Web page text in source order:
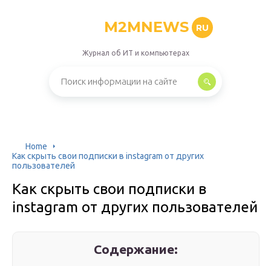
M2MNEWS RU
Журнал об ИТ и компьютерах
Home
Как скрыть свои подписки в instagram от других
пользователей
Как скрыть свои подписки в
instagram от других пользователей
Содержание: